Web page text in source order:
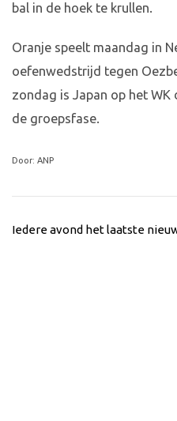
bal in de hoek te krullen.
Oranje speelt maandag in
oefenwedstrijd tegen
zondag is Japan op het
de groepsfase.
Door: ANP
Iedere avond het laatste